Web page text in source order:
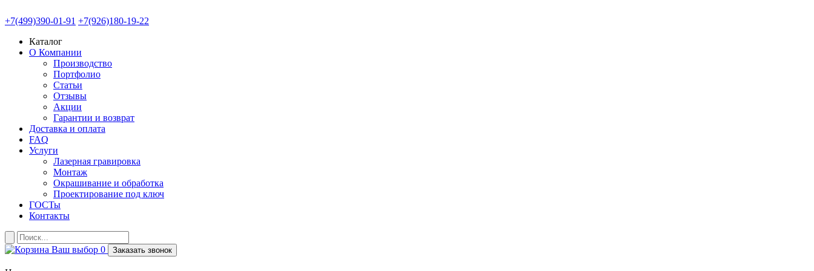
+7(499)390-01-91 +7(926)180-19-22
Каталог
О Компании
Производство
Портфолио
Статьи
Отзывы
Акции
Гарантии и возврат
Доставка и оплата
FAQ
Услуги
Лазерная гравировка
Монтаж
Окрашивание и обработка
Проектирование под ключ
ГОСТы
Контакты
Ваш выбор 0 Заказать звонок